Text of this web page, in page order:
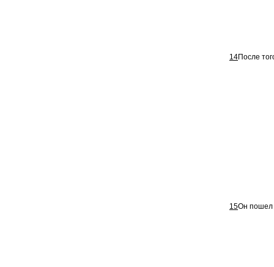
14После
15Он пошел